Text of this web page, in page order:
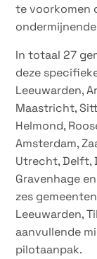
te voorkomen
In totaal 27
deze
Leeuwarden,
Maastricht,
Helmond,
Amsterdam,
Utrecht, Delft,
Gravenhage
zes
Leeuwarden,
aanvullende
pilotaanpak.